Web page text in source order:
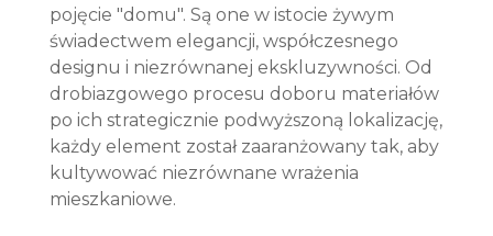
pojęcie "domu". Są one w istocie żywym
świadectwem elegancji, współczesnego
designu i niezrównanej ekskluzywności. Od
drobiazgowego procesu doboru materiałów
po ich strategicznie podwyższoną lokalizację,
każdy element został zaaranżowany tak, aby
kultywować niezrównane wrażenia
mieszkaniowe.